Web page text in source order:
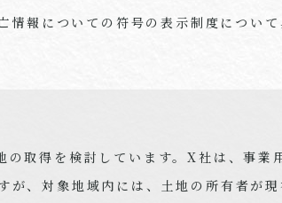
情報についての符号の表示制度につい
の取得を検討しています。X社は、事業
が、対象地域内には、土地の所有者が現